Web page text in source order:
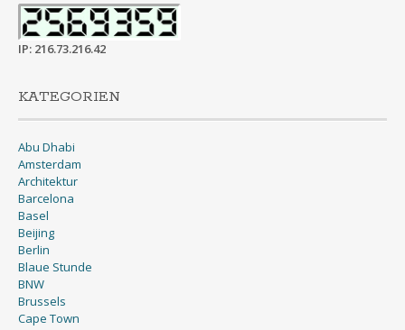
IP: 216.73.216.42
KATEGORIEN
Abu Dhabi
Amsterdam
Architektur
Barcelona
Basel
Beijing
Berlin
Blaue Stunde
BNW
Brussels
Cape Town